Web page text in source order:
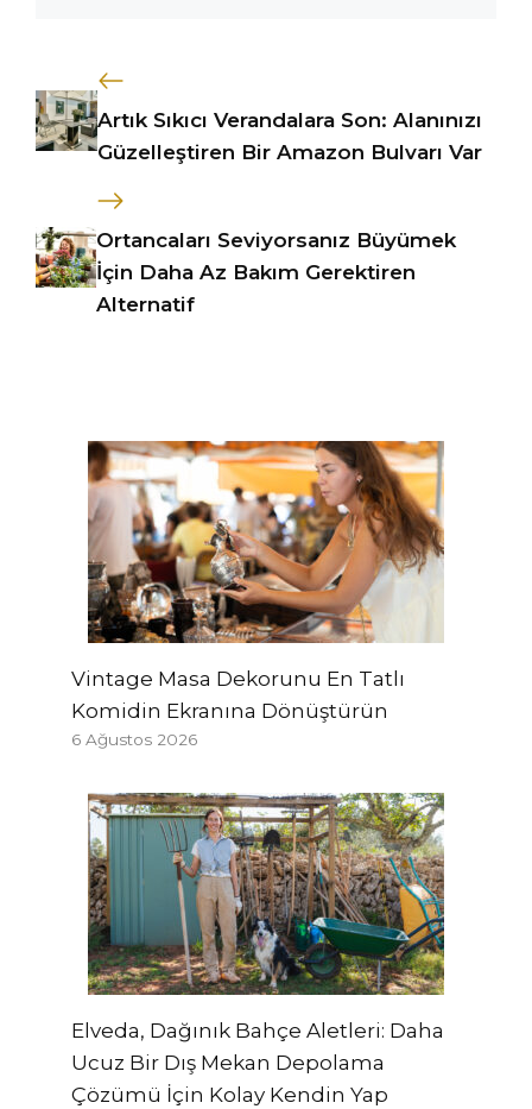
Artık Sıkıcı Verandalara Son: Alanınızı
Güzelleştiren Bir Amazon Bulvarı Var
Ortancaları Seviyorsanız Büyümek
İçin Daha Az Bakım Gerektiren
Alternatif
Vintage Masa Dekorunu En Tatlı
Komidin Ekranına Dönüştürün
6 Ağustos 2026
Elveda, Dağınık Bahçe Aletleri: Daha
Ucuz Bir Dış Mekan Depolama
Çözümü İçin Kolay Kendin Yap